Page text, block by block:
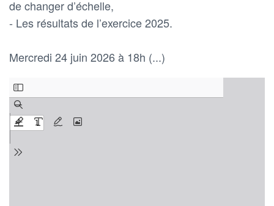
de changer d’échelle,
- Les résultats de l’exercice 2025.
Mercredi 24 juin 2026 à 18h (...)